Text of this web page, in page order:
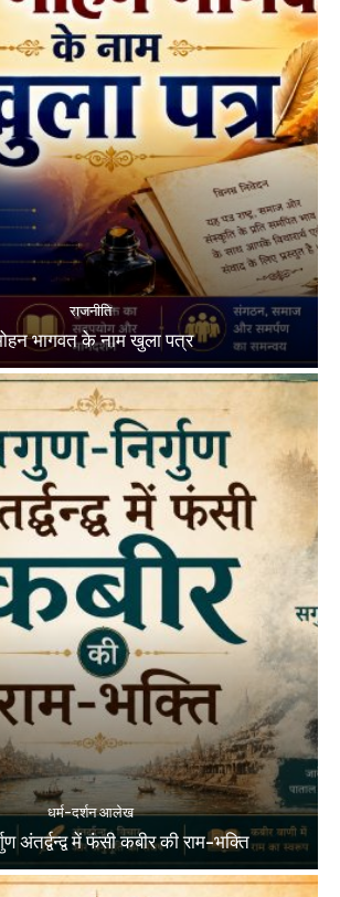
राजनीति
भागवत के नाम खुला पत्र
धर्म-दर्शन आलेख
अंतर्द्वन्द्व में फंसी कबीर की राम-भक्ति